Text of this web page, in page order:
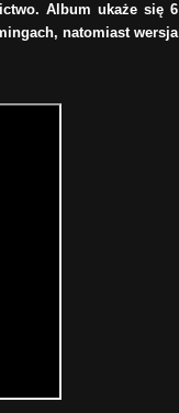
Album ukaże się 6
natomiast wersja